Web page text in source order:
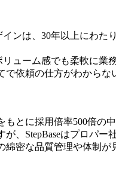
ンは、30年以上にわ
ューム感でも柔軟に
依頼の仕方がわから
とに採用倍率500倍の
、StepBaseはプロパ
密な品質管理や体制